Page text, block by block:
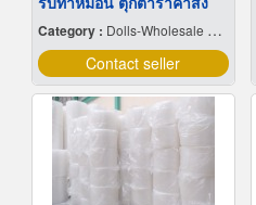
Category : Dolls-Wholesale & Manufacturers
Contact seller